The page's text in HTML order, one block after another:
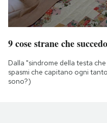
9 cose strane che
Dalla "sindrome della testa
spasmi che capitano ogni
sono?)